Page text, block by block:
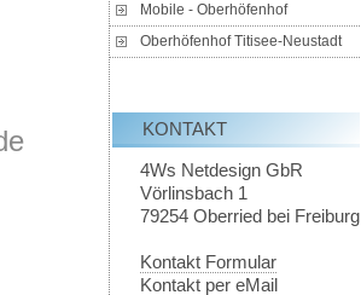
Mobile - Oberhöfenhof
Oberhöfenhof Titisee-Neustadt
KONTAKT
4Ws Netdesign GbR
Vörlinsbach 1
79254 Oberried bei Freiburg
Kontakt Formular
Kontakt per eMail